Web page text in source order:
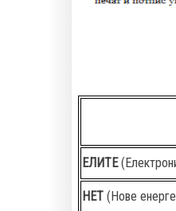
ЕЛИТЕ
НЕТ (Нове